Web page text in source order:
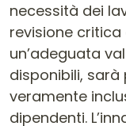
necessità dei
revisione
un’adeguata
disponibili,
veramente
dipendenti.